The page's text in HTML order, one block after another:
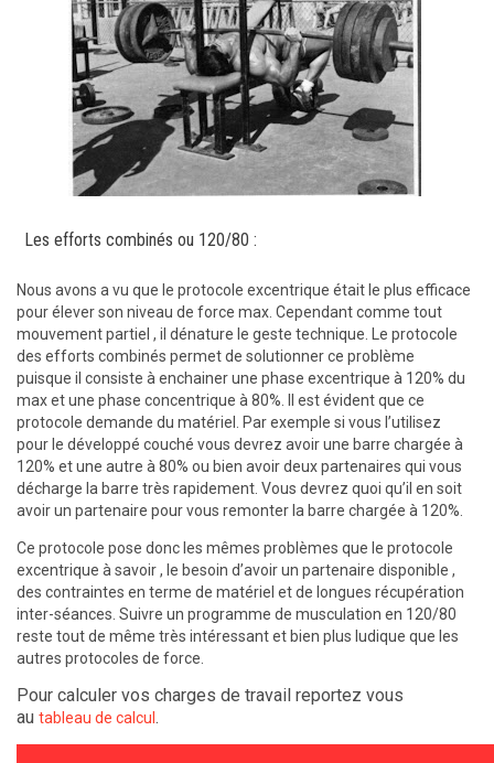
Les efforts combinés ou 120/80 :
Nous avons a vu que le protocole excentrique était le plus efficace
pour élever son niveau de force max. Cependant comme tout
mouvement partiel , il dénature le geste technique. Le protocole
des efforts combinés permet de solutionner ce problème
puisque il consiste à enchainer une phase excentrique à 120% du
max et une phase concentrique à 80%. Il est évident que ce
protocole demande du matériel. Par exemple si vous l’utilisez
pour le développé couché vous devrez avoir une barre chargée à
120% et une autre à 80% ou bien avoir deux partenaires qui vous
décharge la barre très rapidement. Vous devrez quoi qu’il en soit
avoir un partenaire pour vous remonter la barre chargée à 120%.
Ce protocole pose donc les mêmes problèmes que le protocole
excentrique à savoir , le besoin d’avoir un partenaire disponible ,
des contraintes en terme de matériel et de longues récupération
inter-séances. Suivre un programme de musculation en 120/80
reste tout de même très intéressant et bien plus ludique que les
autres protocoles de force.
Pour calculer vos charges de travail reportez vous
au tableau de calcul .